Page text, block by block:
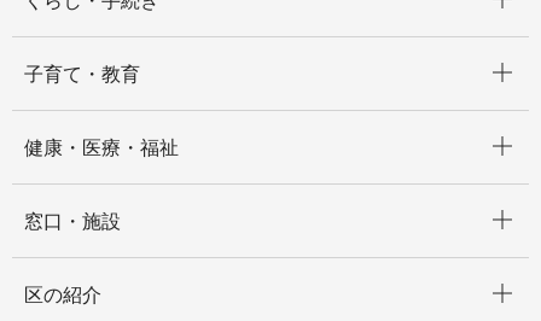
子育て・教育
健康・医療・福祉
窓口・施設
区の紹介